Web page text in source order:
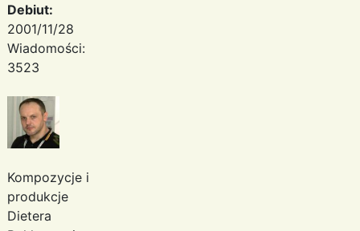
Debiut:
2001/11/28
Wiadomości:
3523
Kompozycje i
produkcje
Dietera